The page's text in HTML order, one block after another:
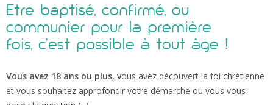
ORGANISATION
Curie et conseils
Communautés religieuses
Denier de l'Eglise
RECRUTEMENTS
MAISON DIOCÉSAINE SAINT-PIERRE
LES SACREMENTS
Le baptême
Le mariage
Le pardon
Annoncer
Service diocésain de la pastorale de la santé
Mouvements & associations
Etre baptisé, confirmé, ou
communier pour la première
fois, c’est pos­sible à tout âge !
Vous avez 18 ans ou plus, vous avez découvert la foi chrétienne
et vous souhaitez approfondir votre démarche ou vous vous